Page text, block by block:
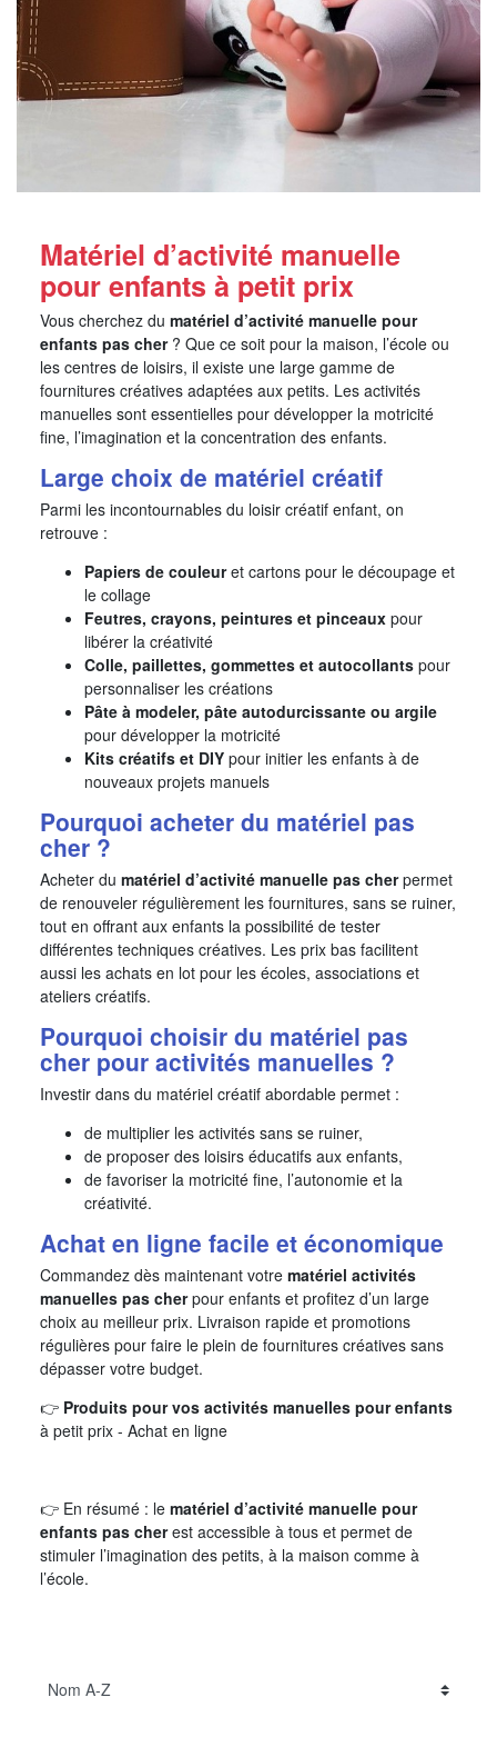
Matériel d’activité manuelle
pour enfants à petit prix
Vous cherchez du matériel d’activité manuelle pour
enfants pas cher? Que ce soit pour la maison, l’école ou
les centres de loisirs, il existe une large gamme de
fournitures créatives adaptées aux petits. Les activités
manuelles sont essentielles pour développer la motricité
fine, l’imagination et la concentration des enfants.
Large choix de matériel créatif
Parmi les incontournables du loisir créatif enfant, on
retrouve :
Papiers de couleuret cartons pour le découpage et
le collage
Feutres, crayons, peintures et pinceaux pour
libérer la créativité
Colle, paillettes, gommettes et autocollants pour
personnaliser les créations
Pâte à modeler, pâte autodurcissante ou argile
pour développer la motricité
Kits créatifs et DIY pour initier les enfants à de
nouveaux projets manuels
Pourquoi acheter du matériel pas
cher ?
Acheter du matériel d’activité manuelle pas cherpermet
de renouveler régulièrement les fournitures, sans se ruiner,
tout en offrant aux enfants la possibilité de tester
différentes techniques créatives. Les prix bas facilitent
aussi les achats en lot pour les écoles, associations et
ateliers créatifs.
Pourquoi choisir du matériel pas
cher pour activités manuelles ?
Investir dans du matériel créatif abordable permet :
de multiplier les activités sans se ruiner,
de proposer des loisirs éducatifs aux enfants,
de favoriser la motricité fine, l’autonomie et la
créativité.
Achat en ligne facile et économique
Commandez dès maintenant votre matériel activités
manuelles pas cherpour enfants et profitez d’un large
choix au meilleur prix. Livraison rapide et promotions
régulières pour faire le plein de fournitures créatives sans
dépasser votre budget.
👉 Produits pour vos activités manuelles pour enfants
à petit prix - Achat en ligne
👉 En résumé : le matériel d’activité manuelle pour
enfants pas cherest accessible à tous et permet de
stimuler l’imagination des petits, à la maison comme à
l’école.